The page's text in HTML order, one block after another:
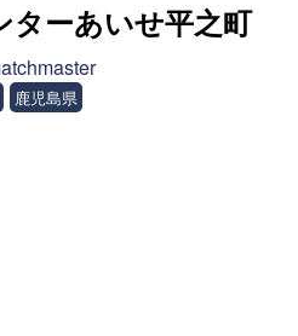
ターあいせ平之町
鹿児島県